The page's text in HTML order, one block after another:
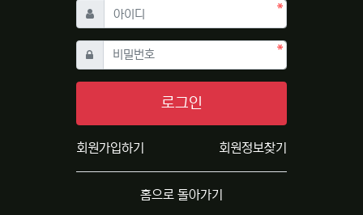
아이디 필수
비밀번호필수
로그인
회원가입하기 회원정보찾기
홈으로 돌아가기